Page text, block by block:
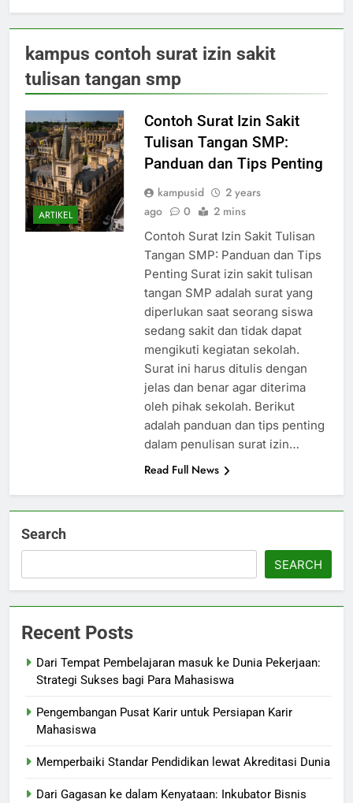
kampus contoh surat izin sakit
tulisan tangan smp
ARTIKEL
Contoh Surat Izin Sakit
Tulisan Tangan SMP:
Panduan dan Tips Penting
kampusid
2 years
ago
0 2 mins
Contoh Surat Izin Sakit Tulisan
Tangan SMP: Panduan dan Tips
Penting Surat izin sakit tulisan
tangan SMP adalah surat yang
diperlukan saat seorang siswa
sedang sakit dan tidak dapat
mengikuti kegiatan sekolah.
Surat ini harus ditulis dengan
jelas dan benar agar diterima
oleh pihak sekolah. Berikut
adalah panduan dan tips penting
dalam penulisan surat izin…
Read Full News
Search
SEARCH
Recent Posts
Dari Tempat Pembelajaran masuk ke Dunia Pekerjaan:
Strategi Sukses bagi Para Mahasiswa
Pengembangan Pusat Karir untuk Persiapan Karir
Mahasiswa
Memperbaiki Standar Pendidikan lewat Akreditasi Dunia
Dari Gagasan ke dalam Kenyataan: Inkubator Bisnis